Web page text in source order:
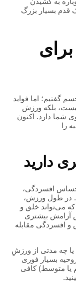
قدم بسیار بزرگ
گفتیم؛ اما فواید
بلکه ورزش
شما دارد. اکنون
را
افسردگی،
در طول ورزش،
می‌تواند خلق و
آرامش بیشتری
و افسردگی مقابله
چه مدتی از ورزشِ
بسیار فوری
متوسط) کافی